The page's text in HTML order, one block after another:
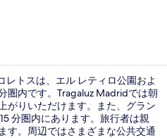
レトスは、エル レティロ公園およ
圏内です。Tragaluz Madridでは朝
がりいただけます。また、グラン
分圏内にあります。旅行者は親
す。周辺ではさまざまな公共交通